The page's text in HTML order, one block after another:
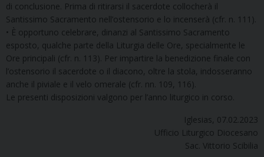
di conclusione. Prima di ritirarsi il sacerdote collocherà il
Santissimo Sacramento nell’ostensorio e lo incenserà (cfr. n. 111).
• È opportuno celebrare, dinanzi al Santissimo Sacramento
esposto, qualche parte della Liturgia delle Ore, specialmente le
Ore principali (cfr. n. 113). Per impartire la benedizione finale con
l’ostensorio il sacerdote o il diacono, oltre la stola, indosseranno
anche il piviale e il velo omerale (cfr. nn. 109, 116).
Le presenti disposizioni valgono per l’anno liturgico in corso.
Iglesias, 07.02.2023
Ufficio Liturgico Diocesano
Sac. Vittorio Scibilia